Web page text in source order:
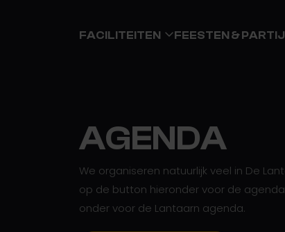
FACILITEITEN FEESTEN &
AGENDA
We organiseren natuurlijk veel in De
op de button hieronder voor de
onder voor de Lantaarn agenda.